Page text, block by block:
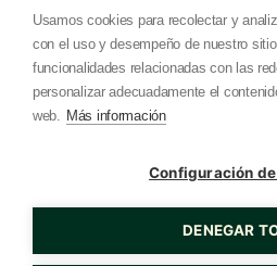
Contacto
I+D+I
Política de Cookies
Política de Privacidad
Usamos cookies para recolectar y
con el uso y desempeño de nuestro
funcionalidades relacionadas con las
personalizar adecuadamente el
web. Más información
Configuración
DENEGAR